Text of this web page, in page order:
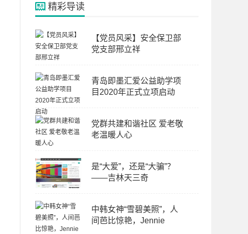
精彩导读
【党员风采】安全保卫部
党支部邢立祥
青岛即墨汇爱公益助学项
目2020年正式立项启动
党群共建和谐社区 爱老敬
老温暖人心
是“大爱”，还是“大骗”？
——吉林天三奇
中韩女神“雪碧美照”，人
间芭比惊艳，Jennie